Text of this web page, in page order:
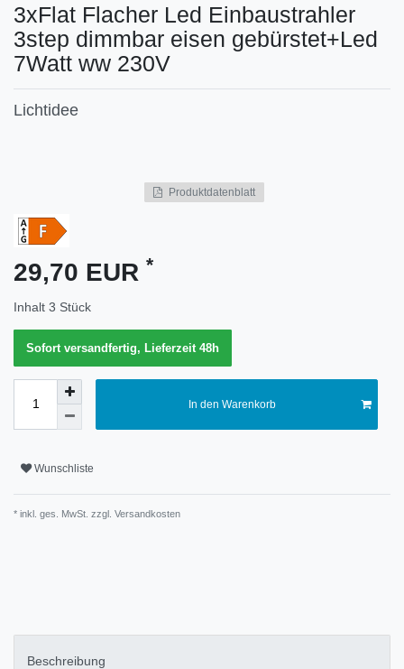
3xFlat Flacher Led Einbaustrahler
3step dimmbar eisen gebürstet+Led
7Watt ww 230V
Lichtidee
Produktdatenblatt
29,70 EUR *
Inhalt 3 Stück
Sofort versandfertig, Lieferzeit 48h
In den Warenkorb
Wunschliste
* inkl. ges. MwSt. zzgl. Versandkosten
Beschreibung